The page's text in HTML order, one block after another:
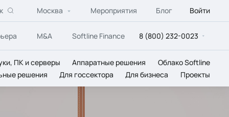
Москва Мероприятия Блог Войти
M&A Softline Finance 8 (800) 232-0023
ПК и серверы Аппаратные решения
Облако Softline
решения Для госсектора Для бизнеса Проекты